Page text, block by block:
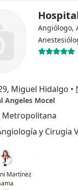
Angiólogo,
Miguel Hidalgo •
Angeles Mocel
Metropolitana
y Cirugia
Martínez